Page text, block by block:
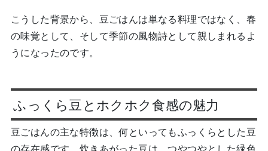
こうした背景から、豆ごはんは単なる料理ではなく、春
の味覚として、そして季節の風物詩として親しまれるよ
うになったのです。
ふっくら豆とホクホク食感の魅力
豆ごはんの主な特徴は、何といってもふっくらとした豆